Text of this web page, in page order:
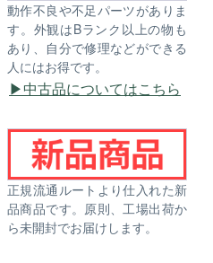
動作不良や不足パーツがありま
す。外観はBランク以上の物も
あり、自分で修理などができる
人にはお得です。
中古品についてはこちら
正規流通ルートより仕入れた新
品商品です。原則、工場出荷か
ら未開封でお届けします。